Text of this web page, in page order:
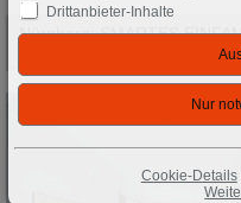
Nürnberg: SMARTES
MIT VIEL LIEBE ZUM DETAIL
Drittanbieter-Inhalte
Cookie-Details|